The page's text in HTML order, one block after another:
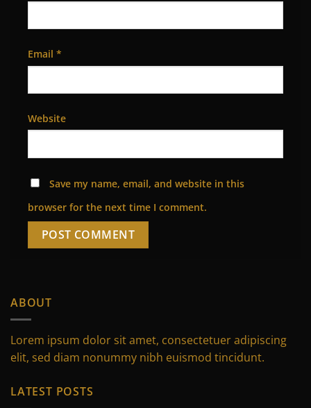
Email *
Website
Save my name, email, and website in this
browser for the next time I comment.
ABOUT
Lorem ipsum dolor sit amet, consectetuer adipiscing
elit, sed diam nonummy nibh euismod tincidunt.
LATEST POSTS